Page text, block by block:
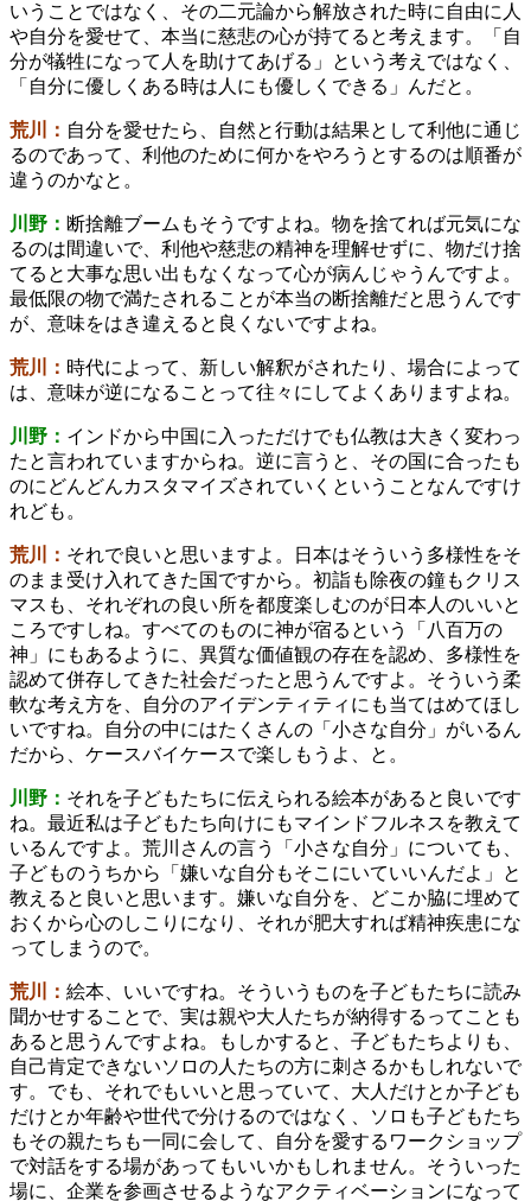
いうことではなく、その二元論から解放された時に自由に人
や自分を愛せて、本当に慈悲の心が持てると考えます。「自
分が犠牲になって人を助けてあげる」という考えではなく、
「自分に優しくある時は人にも優しくできる」んだと。
荒川： 自分を愛せたら、自然と行動は結果として利他に通じ
るのであって、利他のために何かをやろうとするのは順番が
違うのかなと。
川野： 断捨離ブームもそうですよね。物を捨てれば元気にな
るのは間違いで、利他や慈悲の精神を理解せずに、物だけ捨
てると大事な思い出もなくなって心が病んじゃうんですよ。
最低限の物で満たされることが本当の断捨離だと思うんです
が、意味をはき違えると良くないですよね。
荒川： 時代によって、新しい解釈がされたり、場合によって
は、意味が逆になることって往々にしてよくありますよね。
川野： インドから中国に入っただけでも仏教は大きく変わっ
たと言われていますからね。逆に言うと、その国に合ったも
のにどんどんカスタマイズされていくということなんですけ
れども。
荒川： それで良いと思いますよ。日本はそういう多様性をそ
のまま受け入れてきた国ですから。初詣も除夜の鐘もクリス
マスも、それぞれの良い所を都度楽しむのが日本人のいいと
ころですしね。すべてのものに神が宿るという「八百万の
神」にもあるように、異質な価値観の存在を認め、多様性を
認めて併存してきた社会だったと思うんですよ。そういう柔
軟な考え方を、自分のアイデンティティにも当てはめてほし
いですね。自分の中にはたくさんの「小さな自分」がいるん
だから、ケースバイケースで楽しもうよ、と。
川野： それを子どもたちに伝えられる絵本があると良いです
ね。最近私は子どもたち向けにもマインドフルネスを教えて
いるんですよ。荒川さんの言う「小さな自分」についても、
子どものうちから「嫌いな自分もそこにいていいんだよ」と
教えると良いと思います。嫌いな自分を、どこか脇に埋めて
おくから心のしこりになり、それが肥大すれば精神疾患にな
ってしまうので。
荒川： 絵本、いいですね。そういうものを子どもたちに読み
聞かせすることで、実は親や大人たちが納得するってことも
あると思うんですよね。もしかすると、子どもたちよりも、
自己肯定できないソロの人たちの方に刺さるかもしれないで
す。でも、それでもいいと思っていて、大人だけとか子ども
だけとか年齢や世代で分けるのではなく、ソロも子どもたち
もその親たちも一同に会して、自分を愛するワークショップ
で対話をする場があってもいいかもしれません。そういった
場に、企業を参画させるようなアクティベーションになって